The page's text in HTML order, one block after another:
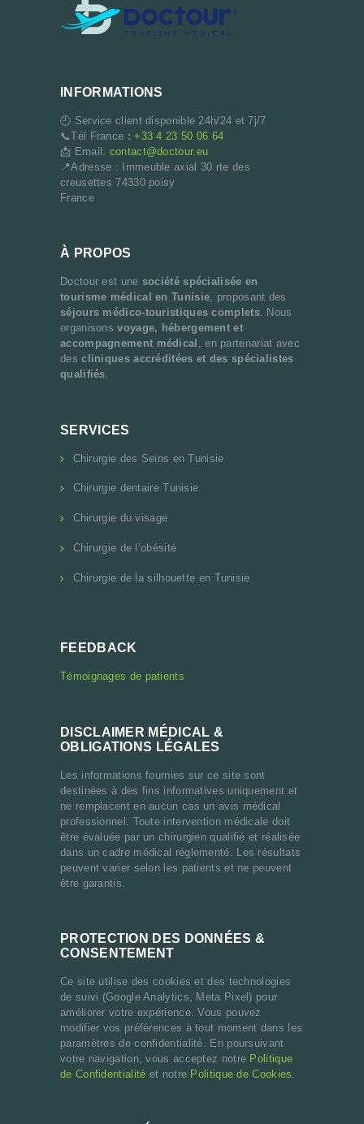
INFORMATIONS
🕘 Service client disponible 24h/24 et 7j/7
📞Tél France : +33 4 23 50 06 64
📩 Email: contact@doctour.eu
📍Adresse : Immeuble axial 30 rte des
creusettes 74330 poisy
France
À PROPOS
Doctour est une société spécialisée en
tourisme médical en Tunisie, proposant des
séjours médico-touristiques complets. Nous
organisonsvoyage, hébergement et
accompagnement médical , en partenariat avec
descliniques accréditées et des spécialistes
qualifiés.
SERVICES
Chirurgie des Seins en Tunisie
Chirurgie dentaire Tunisie
Chirurgie du visage
Chirurgie de l’obésité
Chirurgie de la silhouette en Tunisie
FEEDBACK
Témoignages de patients
DISCLAIMER MÉDICAL &
OBLIGATIONS LÉGALES
Les informations fournies sur ce site sont
destinées à des fins informatives uniquement et
ne remplacent en aucun cas un avis médical
professionnel. Toute intervention médicale doit
être évaluée par un chirurgien qualifié et réalisée
dans un cadre médical réglementé. Les résultats
peuvent varier selon les patients et ne peuvent
être garantis.
PROTECTION DES DONNÉES &
CONSENTEMENT
Ce site utilise des cookies et des technologies
de suivi (Google Analytics, Meta Pixel) pour
améliorer votre expérience. Vous pouvez
modifier vos préférences à tout moment dans les
paramètres de confidentialité. En poursuivant
votre navigation, vous acceptez notre Politique
de Confidentialité et notre Politique de Cookies.